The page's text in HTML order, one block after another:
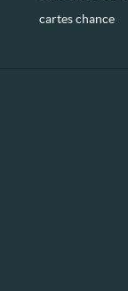
cartes chance